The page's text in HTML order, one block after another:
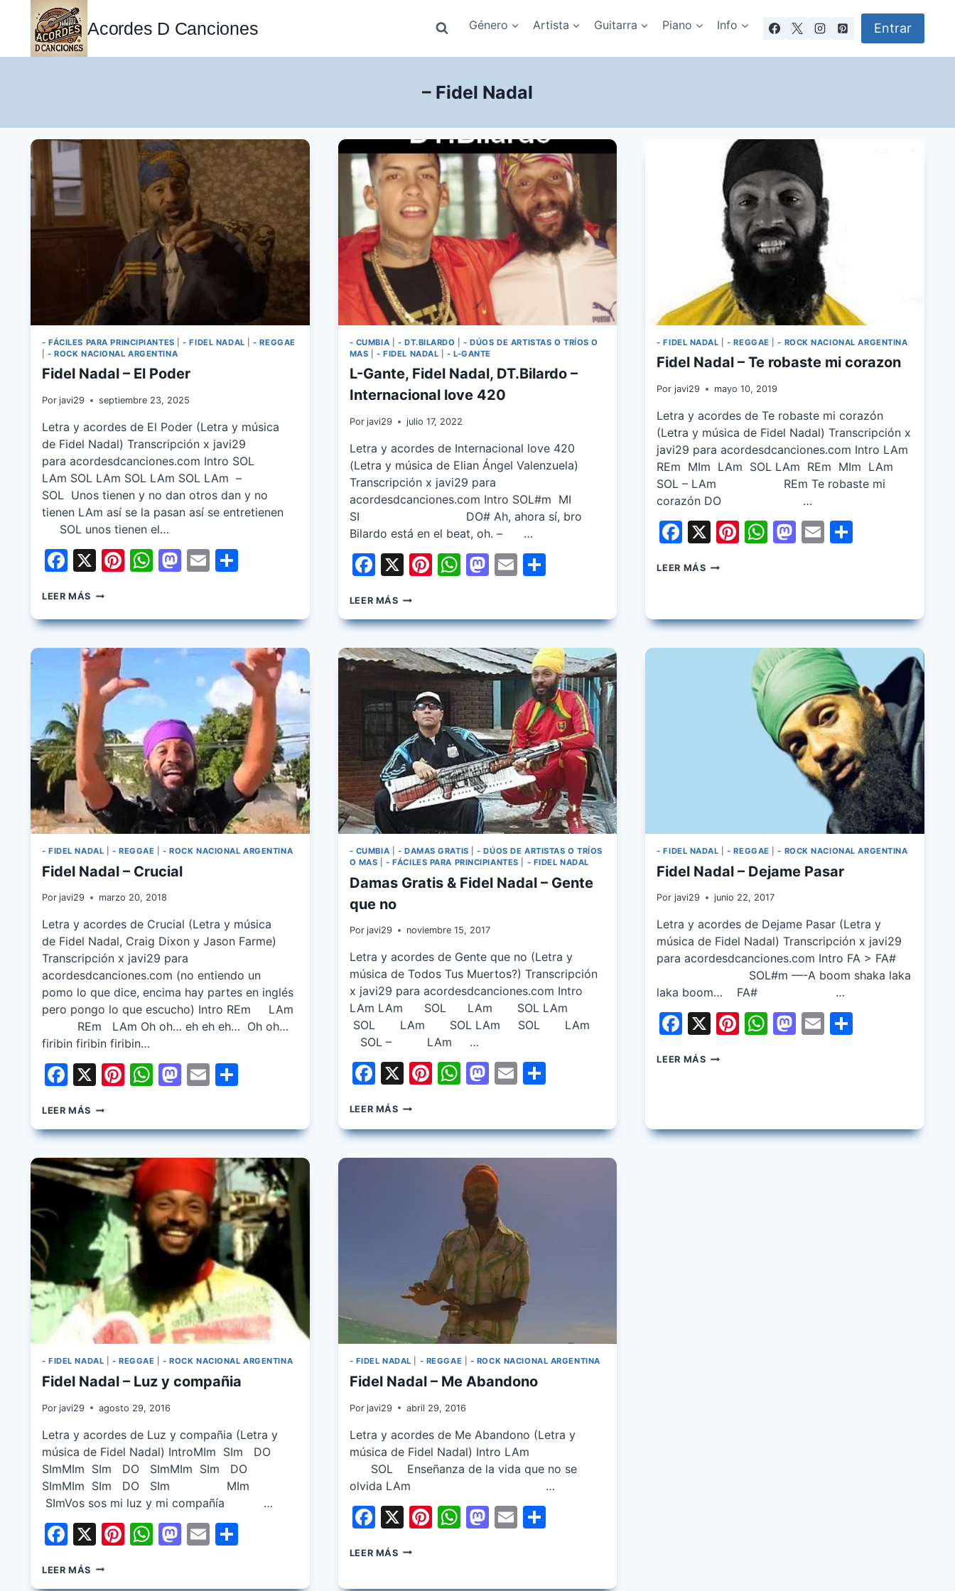
contenido
Acordes D Canciones Género Artista Guitarra Piano Info Entrar
– Fidel Nadal
- FÁCILES PARA PRINCIPIANTES |- FIDEL NADAL |- REGGAE
|- ROCK NACIONAL ARGENTINA
Fidel Nadal – El Poder
Por javi29 septiembre 23, 2025
Letra y acordes de El Poder (Letra y música
de Fidel Nadal) Transcripción x javi29
para acordesdcanciones.com Intro SOL
LAm SOL LAm SOL LAm SOL LAm –
SOL Unos tienen y no dan otros dan y no
tienen LAm así se la pasan así se entretienen
SOL unos tienen el…
Facebook
X Pinterest
WhatsApp
Mastodon
Email
LEER MÁS FIDEL
–
PODER
- CUMBIA - DT.BILARDO |- DÚOS DE ARTISTAS O TRÍOS O
MAS |- FIDEL NADAL - L-GANTE
L-Gante, Fidel Nadal, DT.Bilardo –
Internacional love 420
Por javi29 julio 17, 2022
Letra y acordes de Internacional love 420
(Letra y música de Elian Ángel Valenzuela)
Transcripción x javi29 para
acordesdcanciones.com Intro SOL#m MI
SI DO# Ah, ahora sí, bro
Bilardo está en el beat, oh. – …
Facebook
X Pinterest
WhatsApp
Mastodon
EmailShare
LEER MÁSL-
FIDEL
DT.BILARDO
–
INTERNACIONAL
LOVE
420
- FIDEL NADAL |- REGGAE |- ROCK NACIONAL ARGENTINA
Fidel Nadal – Te robaste mi corazon
Por javi29 mayo 10, 2019
Letra y acordes de Te robaste mi corazón
(Letra y música de Fidel Nadal) Transcripción x
javi29 para acordesdcanciones.com Intro LAm
REm MIm LAm SOL LAm REm MIm LAm
SOL – LAm REm Te robaste mi
corazón DO …
Facebook
X Pinterest
WhatsApp
Mastodon
Email
LEER MÁSFIDEL
ROBASTE
MI
CORAZON
- FIDEL NADAL - REGGAE |- ROCK NACIONAL ARGENTINA
Fidel Nadal – Crucial
Por javi29 marzo 20, 2018
Letra y acordes de Crucial (Letra y música
de Fidel Nadal, Craig Dixon y Jason Farme)
Transcripción x javi29 para
acordesdcanciones.com (no entiendo un
pomo lo que dice, encima hay partes en inglés
pero pongo lo que escucho) Intro REm LAm
REm LAm Oh oh… eh eh eh… Oh oh…
firibin firibin firibin…
Facebook
X Pinterest
WhatsApp
Mastodon
Email
LEER MÁS FIDEL
–
- CUMBIA - DAMAS GRATIS |- DÚOS DE ARTISTAS O TRÍOS
O MAS |- FÁCILES PARA PRINCIPIANTES - FIDEL NADAL
Damas Gratis & Fidel Nadal – Gente
que no
Por javi29 noviembre 15, 2017
Letra y acordes de Gente que no (Letra y
música de Todos Tus Muertos?) Transcripción
x javi29 para acordesdcanciones.com Intro
LAm LAm SOL LAm SOL LAm
SOL LAm SOL LAm SOL LAm
SOL – LAm …
Facebook
X Pinterest
WhatsApp
Mastodon
EmailShare
LEER MÁSDAMAS
&
NADAL
- FIDEL NADAL |- REGGAE |- ROCK NACIONAL ARGENTINA
Fidel Nadal – Dejame Pasar
Por javi29 junio 22, 2017
Letra y acordes de Dejame Pasar (Letra y
música de Fidel Nadal) Transcripción x javi29
para acordesdcanciones.com Intro FA > FA#
SOL#m —-A boom shaka laka
laka boom… FA# …
Facebook
X Pinterest
WhatsApp
Mastodon
Email
LEER MÁSFIDEL
- FIDEL NADAL - REGGAE |- ROCK NACIONAL ARGENTINA
Fidel Nadal – Luz y compañia
Por javi29 agosto 29, 2016
Letra y acordes de Luz y compañia (Letra y
música de Fidel Nadal) IntroMIm SIm DO
SImMIm SIm DO SImMIm SIm DO
SImMIm SIm DO SIm MIm
SImVos sos mi luz y mi compañía …
Facebook
X Pinterest
WhatsApp
Mastodon
Email
LEER MÁS FIDEL
- FIDEL NADAL - REGGAE - ROCK NACIONAL ARGENTINA
Fidel Nadal – Me Abandono
Por javi29 abril 29, 2016
Letra y acordes de Me Abandono (Letra y
música de Fidel Nadal) Intro LAm
SOL Enseñanza de la vida que no se
olvida LAm …
Facebook
X Pinterest
WhatsApp
Mastodon
EmailShare
LEER MÁSFIDEL